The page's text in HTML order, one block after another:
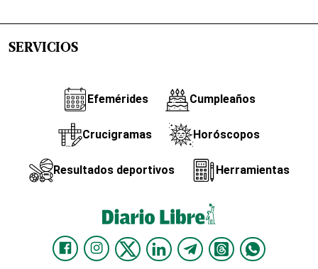
SERVICIOS
Efemérides Cumpleaños
Crucigramas Horóscopos
Resultados deportivos Herramientas